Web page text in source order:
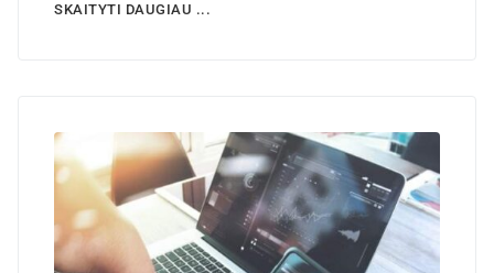
SKAITYTI DAUGIAU ...